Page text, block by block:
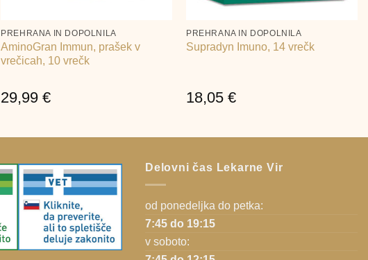
PREHRANA IN DOPOLNILA
AminoGran Immun, prašek v
vrečicah, 10 vrečk
29,99€
PREHRANA IN DOPOLNILA
Supradyn Imuno, 14 vrečk
18,05 €
Delovni čas Lekarne Vir
od ponedeljka do petka:
7:45 do 19:15
v soboto: